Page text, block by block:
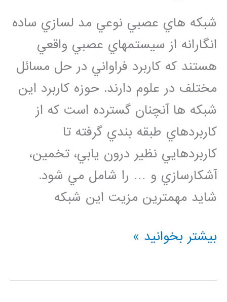
شبكه هاي عصبي نوعي مد لسازي ساده
انگارانه از سيستمهاي عصبي واقعي
هستند كه كاربرد فراواني در حل مسائل
مختلف در علوم دارند. حوزه كاربرد اين
شبكه ها آنچنان گسترده است كه از
كاربردهاي طبقه بندي گرفته تا
كاربردهايي نظير درون يابي، تخمين،
آشكارسازي و … را شامل مي شود.
شايد مهمترين مزيت اين شبكه
مجموعه
های
بیشتر بخوانید »